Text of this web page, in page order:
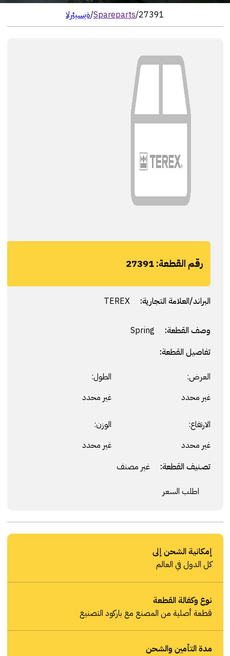
الرئيسية/Spareparts/27391
رقم القطعة:27391
البراند/العلامة التجارية: TEREX
وصف القطعة:
تفاصيل القطعة:
العرض:
غير محدد
الطول:
غير محدد
الارتفاع:
غير محدد
الوزن:
غير محدد
تصنيف القطعة: غير مصنف
اطلب السعر
إمكانية الشحن إلى
كل الدول في العالم
نوع وكفالة القطعة
قطعة أصلية من المصنع مع باركود التصنيع
مدة التأمين والشحن